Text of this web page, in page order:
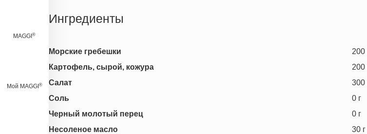
MAGGI ®
Мой MAGGI ®
Ингредиенты
Морские гребешки 200
Картофель, сырой, кожура
200
Салат
300
Соль
0 г
Черный молотый перец
0 г
Несоленое масло
30 г